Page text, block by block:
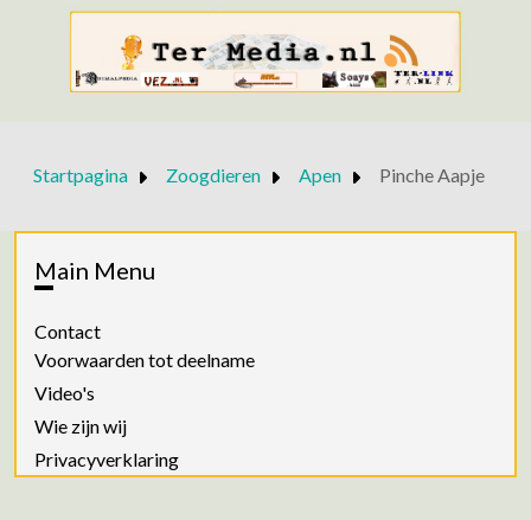
Startpagina Zoogdieren Apen Pinche Aapje
Main Menu
Contact
Voorwaarden tot deelname
Video's
Wie zijn wij
Privacyverklaring